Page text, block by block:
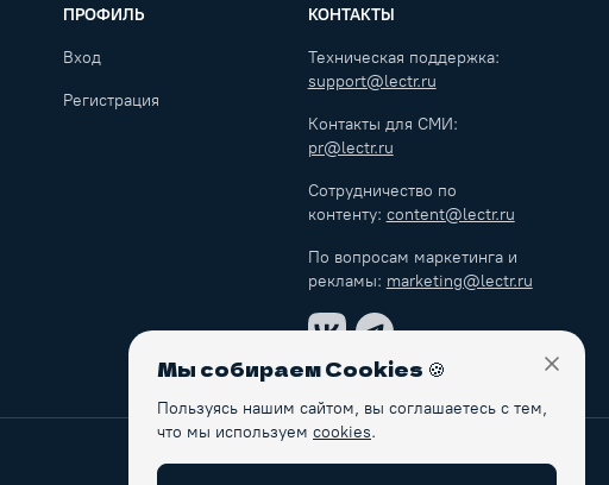
ПРОФИЛЬ
Вход
Регистрация
КОНТАКТЫ
Техническая поддержка:
support@lectr.ru
Контакты для СМИ:
pr@lectr.ru
Сотрудничество по
контенту: content@lectr.ru
По вопросам маркетинга и
рекламы: marketing@lectr.ru
VK Telegram
Мы собираем Cookies 🍪
Пользуясь нашим сайтом, вы соглашаетесь с тем,
что мы используем cookies.